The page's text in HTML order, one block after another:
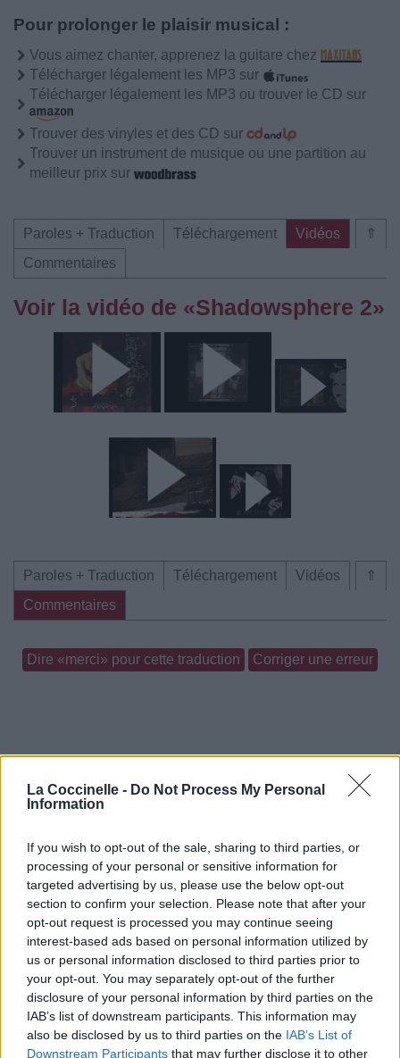
La Coccinelle - Do Not Process My Personal
Information
If you wish to opt-out of the sale, sharing to third parties, or
processing of your personal or sensitive information for
targeted advertising by us, please use the below opt-out
section to confirm your selection. Please note that after your
opt-out request is processed you may continue seeing
interest-based ads based on personal information utilized by
us or personal information disclosed to third parties prior to
your opt-out. You may separately opt-out of the further
disclosure of your personal information by third parties on the
IAB’s list of downstream participants. This information may
also be disclosed by us to third parties on the IAB’s List of
Downstream Participants that may further disclose it to other
Pour prolonger le plaisir musical :
Vous aimez chanter, apprenez la guitare chez
Télécharger légalement les MP3 sur
Télécharger légalement les MP3 ou trouver le CD sur
Trouver des vinyles et des CD sur
Trouver un instrument de musique ou une partition au
meilleur prix sur
⇑
Paroles + Traduction Téléchargement
Vidéos
Commentaires
Voir la vidéo de «Shadowsphere 2»
⇑
Paroles + Traduction Téléchargement
Vidéos
Commentaires
Dire «merci» pour cette traduction Corriger une erreur